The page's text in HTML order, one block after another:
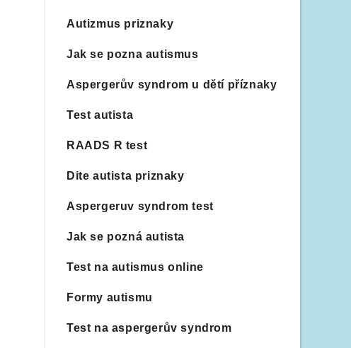
Autizmus priznaky
Jak se pozna autismus
Aspergerův syndrom u dětí příznaky
Test autista
RAADS R test
Dite autista priznaky
Aspergeruv syndrom test
Jak se pozná autista
Test na autismus online
Formy autismu
Test na aspergerův syndrom